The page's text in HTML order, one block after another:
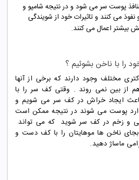
پوست سر می شود و در نتیجه شامپو و
نفوذ می کنند و تاثیرات خود از شویندگی
بیشتر اعمال می کنند.
مختلف وجود دارند که برخی از آنها
از بین نمی روند . وقتی کف سر را با
ایجاد خراش در کف سر می شویم و
پوست می شوند در نتیجه ممکن است
و زخم در کف سر شوید که می تواند
ناخن ها موهایتان را با کف دست و
ماساژ دهید.